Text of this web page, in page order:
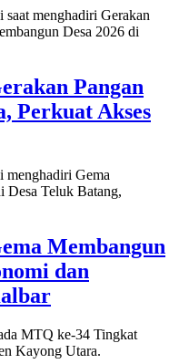
Pangan
Perkuat Akses
Membangun
dan